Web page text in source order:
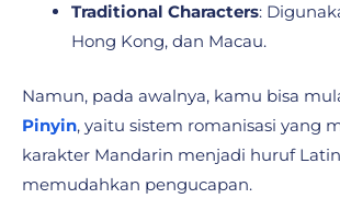
Traditional Characters:
Hong Kong, dan Macau.
Namun, pada awalnya, kamu bisa
Pinyin, yaitu sistem romanisasi yang
karakter Mandarin menjadi huruf
memudahkan pengucapan.